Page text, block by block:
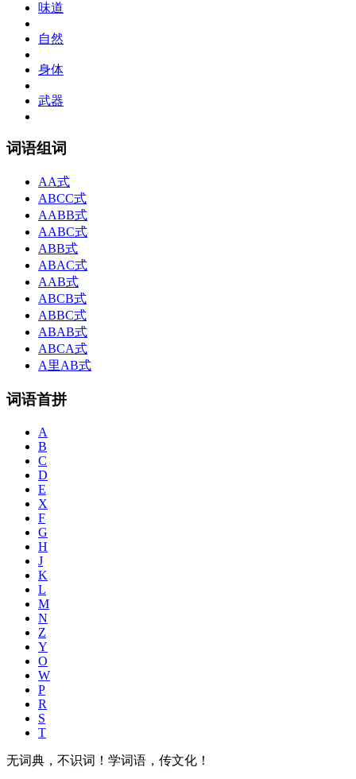
味道
自然
身体
武器
词语组词
AA式
ABCC式
AABB式
AABC式
ABB式
ABAC式
AAB式
ABCB式
ABBC式
ABAB式
ABCA式
A里AB式
词语首拼
A
B
C
D
E
X
F
G
H
J
K
L
M
N
Z
Y
O
W
P
R
S
T
无词典，不识词！学词语，传文化！